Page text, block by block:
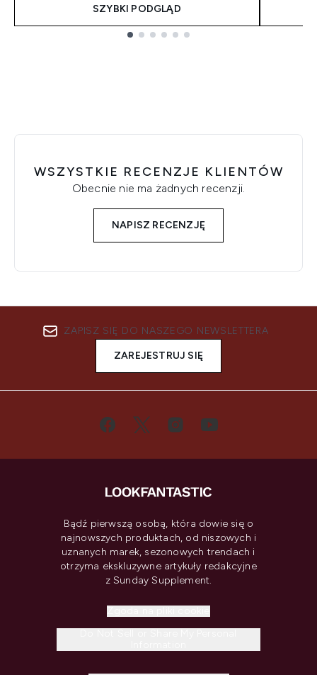
SZYBKI PODGLĄD
WSZYSTKIE RECENZJE KLIENTÓW
Obecnie nie ma żadnych recenzji.
NAPISZ RECENZJĘ
ZAPISZ SIĘ DO NASZEGO NEWSLETTERA
ZAREJESTRUJ SIĘ
Bądź pierwszą osobą, która dowie się o
najnowszych produktach, od niszowych i
uznanych marek, sezonowych trendach i
otrzyma ekskluzywne artykuły redakcyjne
z Sunday Supplement.